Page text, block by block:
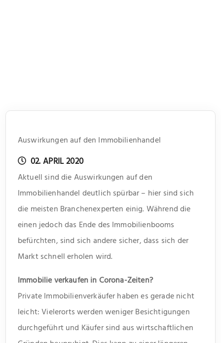
Auswirkungen auf den Immobilienhandel
02. APRIL 2020
Aktuell sind die Auswirkungen auf den
Immobilienhandel deutlich spürbar – hier sind sich
die meisten Branchenexperten einig. Während die
einen jedoch das Ende des Immobilienbooms
befürchten, sind sich andere sicher, dass sich der
Markt schnell erholen wird.
Immobilie verkaufen in Corona-Zeiten?
Private Immobilienverkäufer haben es gerade nicht
leicht: Vielerorts werden weniger Besichtigungen
durchgeführt und Käufer sind aus wirtschaftlichen